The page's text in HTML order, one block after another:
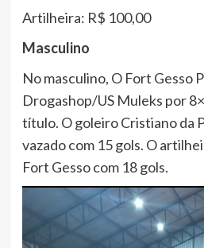
Artilheira: R$ 100,00
Masculino
No masculino, O Fort Gesso
Drogashop/US Muleks por
título. O goleiro Cristiano da
vazado com 15 gols. O
Fort Gesso com 18 gols.